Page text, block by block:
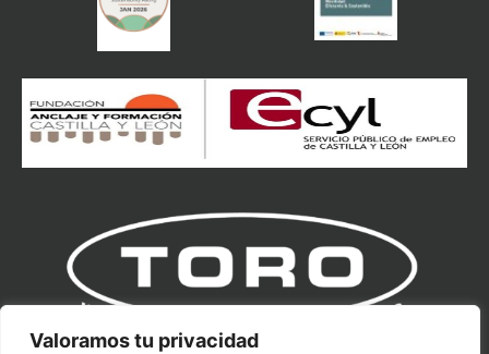
Valoramos tu privacidad